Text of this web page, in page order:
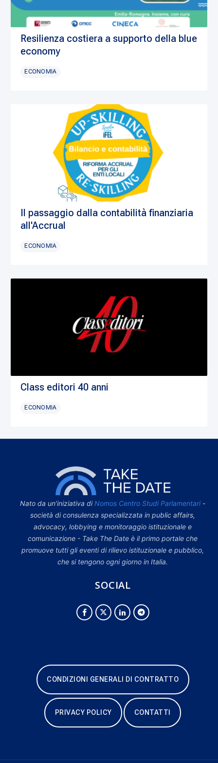
Resilienza costiera a supporto della blue
economy
ECONOMIA
Il passaggio dalla contabilità finanziaria
all'Accrual
ECONOMIA
Class editori 40 anni
ECONOMIA
Nato da un’iniziativa di Nomos Centro Studi Parlamentari-
società di consulenza specializzata in public affairs,
advocacy, lobbying e monitoraggio istituzionale e
comunicazione - Take The Date è il primo portale che
promuove tutti gli eventi di rilievo istituzionale e pubblico,
che si tengono ogni giorno in Italia.
SOCIAL
CONDIZIONI GENERALI DI CONTRATTO
PRIVACY POLICY CONTATTI